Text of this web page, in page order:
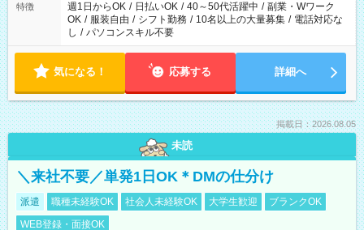
特徴 週1日からOK / 日払いOK / 40～50代活躍中 / 副業・Wワーク
OK / 服装自由 / シフト勤務 / 10名以上の大量募集 / 電話対応な
し / パソコンスキル不要
気になる！ 応募する 詳細へ
掲載日：2026.08.05
未読
＼来社不要／単発1日OK＊DMの仕分け
派遣 職種未経験OK 社会人未経験OK 大学生歓迎
ブランクOK
WEB登録・面接OK